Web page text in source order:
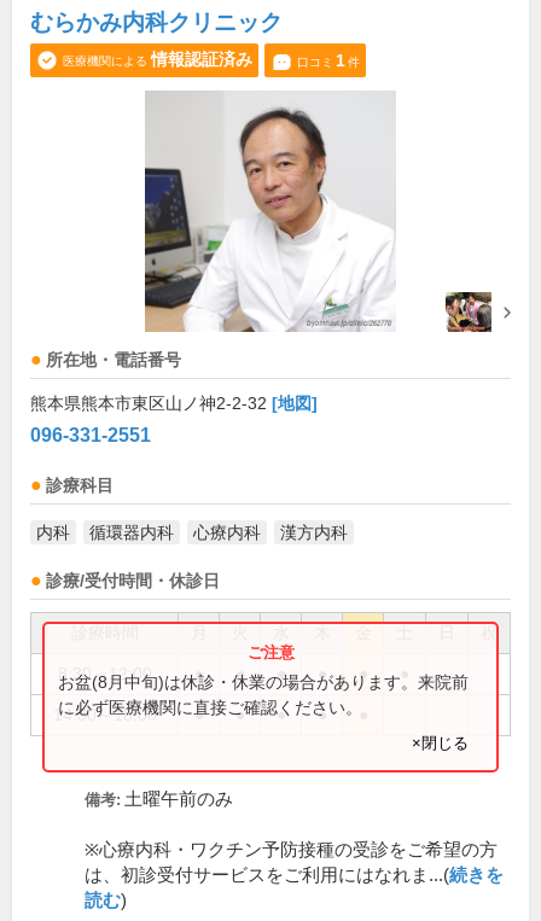
むらかみ内科クリニック
医療機関による 情報認証済み 口コミ 1件
所在地・電話番号
熊本県熊本市東区山ノ神2-2-32 [地図]
096-331-2551
診療科目
内科 循環器内科 心療内科 漢方内科
診療/受付時間・休診日
祝
8:30～12:00 ● ● ● ● ●
14:30～18:00 ● ● ● ●
お盆(8月中旬)は休診・休業の場合があります。来院前
に必ず医療機関に直接ご確認ください。
×閉じる
備考: 土曜午前のみ
※心療内科・ワクチン予防接種の受診をご希望の方
は、初診受付サービスをご利用にはなれま...(続きを
読む)